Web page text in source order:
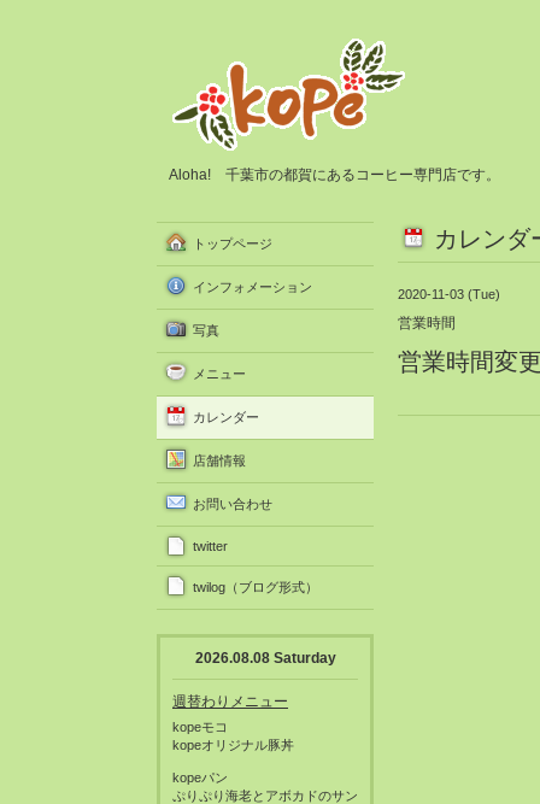
Aloha! 千葉市の都賀にあるコーヒー専門店です。
カレンダ
2020-11-03 (Tue)
営業時間
営業時間変
トップページ
インフォメーション
写真
メニュー
カレンダー
店舗情報
お問い合わせ
twitter
twilog（ブログ形式）
2026.08.08 Saturday
週替わりメニュー
kopeモコ
kopeオリジナル豚丼
kopeパン
ぷりぷり海老とアボカドのサン